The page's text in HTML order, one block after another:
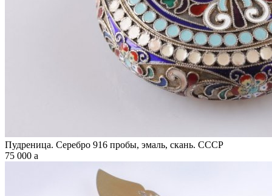
Пудреница. Серебро 916 пробы, эмаль, скань. СССР
75 000 a